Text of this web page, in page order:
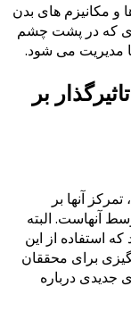
و مکانیزم های بدن
می باشد. این ساعت زیستی توسط 20000 سلول مغزی که در پشت چشم
مدیریت می شود.
بر
آنها بر
آنهاست. البته
استفاده از این
برای محققان
جدیدی درباره